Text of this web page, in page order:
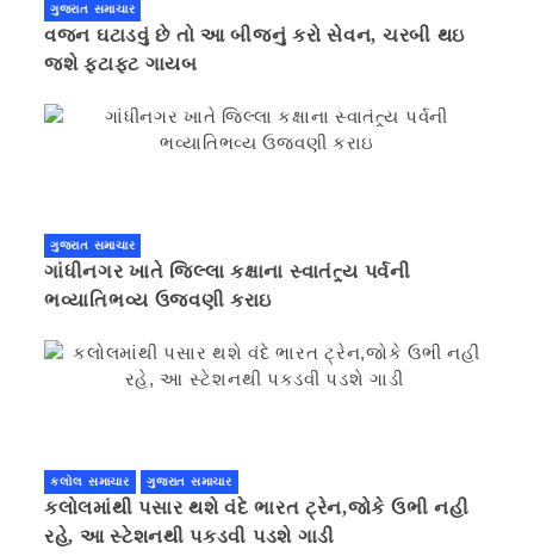
ગુજરાત સમાચાર
વજન ઘટાડવું છે તો આ બીજનું કરો સેવન, ચરબી થઇ
જશે ફટાફટ ગાયબ
ગુજરાત સમાચાર
ગાંધીનગર ખાતે જિલ્લા કક્ષાના સ્વાતંત્ર્ય પર્વની
ભવ્યાતિભવ્ય ઉજવણી કરાઇ
કલોલ સમાચાર ગુજરાત સમાચાર
કલોલમાંથી પસાર થશે વંદે ભારત ટ્રેન,જોકે ઉભી નહી
રહે, આ સ્ટેશનથી પકડવી પડશે ગાડી